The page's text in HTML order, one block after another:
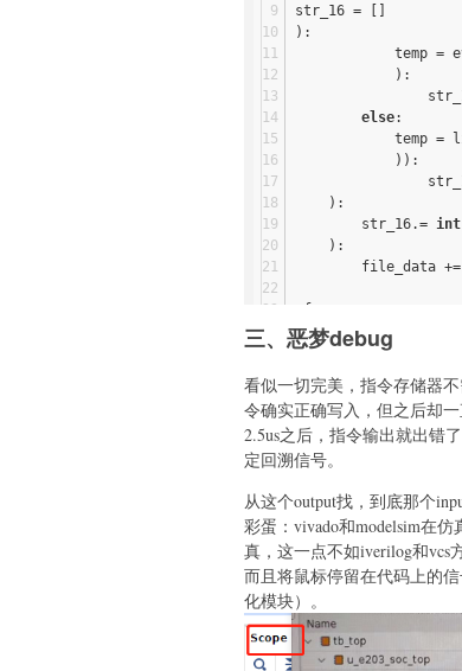
str_16 = []
):
            temp
=
):
else:
temp =
)):
):
        str_16.
= int
):
        file_data +
f:
    f.
三、恶梦debug
看似一切完美，指令存储器
令确实正确写入，但之后却
2.5us之后，指令输出就出错
定回溯信号。
从这个output找，到底那个
彩蛋：vivado和modelsim在
真，这一点不如iverilog和vcs
而且将鼠标停留在代码上的
化模块）。